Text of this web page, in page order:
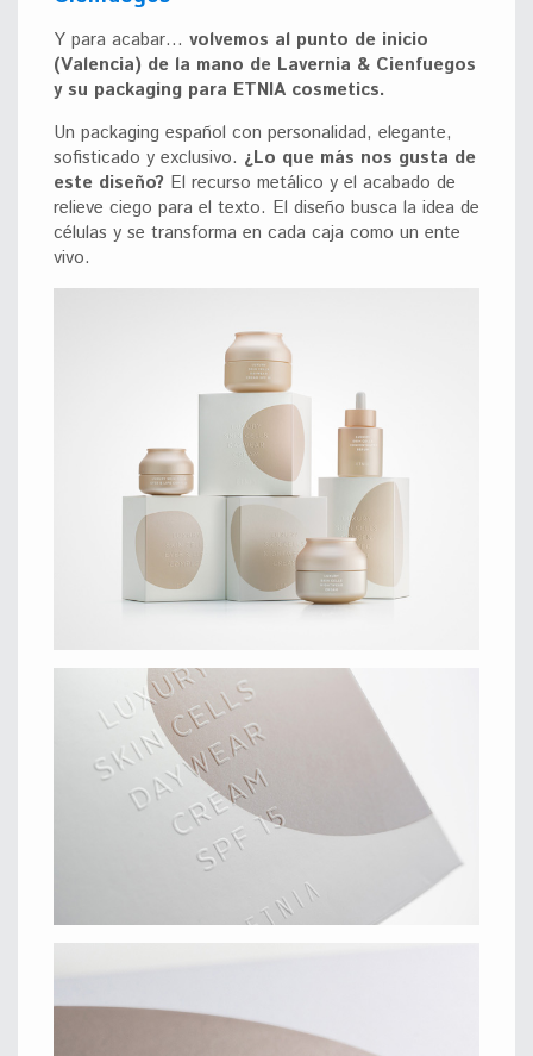
Y para acabar… volvemos al punto de inicio
(Valencia) de la mano de Lavernia & Cienfuegos
y su packaging para ETNIA cosmetics.
Un packaging español con personalidad, elegante,
sofisticado y exclusivo. ¿Lo que más nos gusta de
este diseño? El recurso metálico y el acabado de
relieve ciego para el texto. El diseño busca la idea de
células y se transforma en cada caja como un ente
vivo.